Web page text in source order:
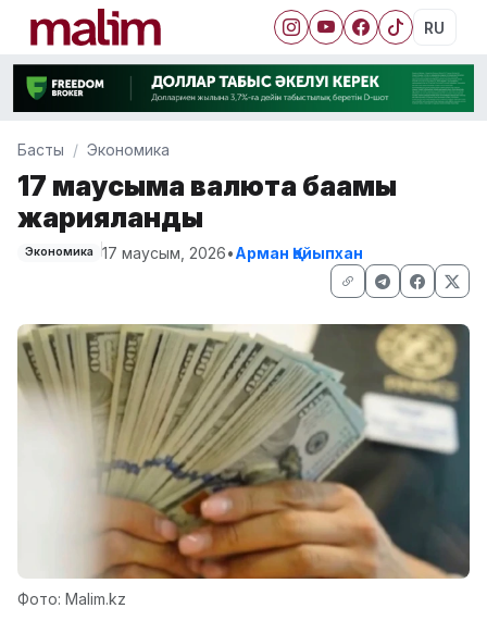
RU
Басты Экономика
17 маусымға валюта бағамы
жарияланды
Экономика 17 маусым, 2026•Арман Қайыпхан
Фото: Malim.kz